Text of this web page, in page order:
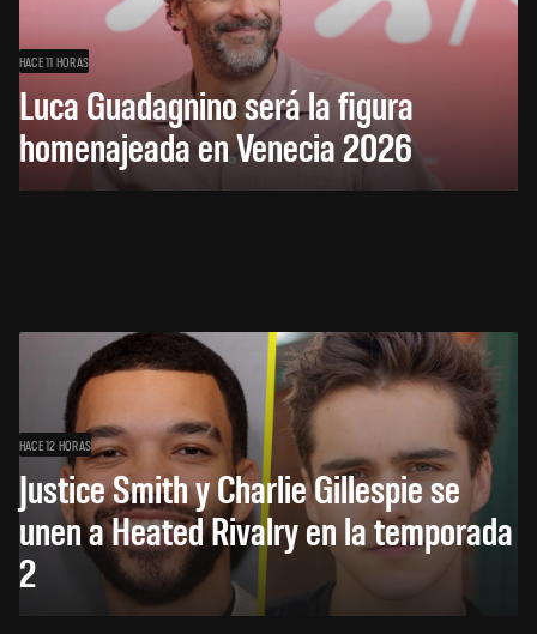
HACE 11 HORAS
Luca Guadagnino será la figura
homenajeada en Venecia 2026
HACE 12 HORAS
Justice Smith y Charlie Gillespie se
unen a Heated Rivalry en la temporada
2